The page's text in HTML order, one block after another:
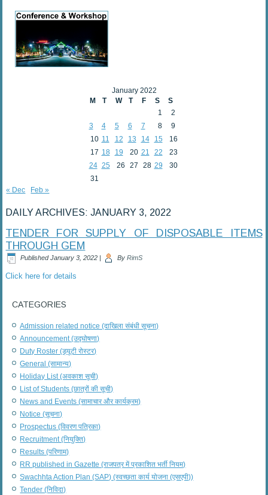
January 2022
M
T W T F S
S
1
2
3
4 5 6 7 8
9
10 11 12 13 14 15
16
17 18 19 20 21 22
23
24 25 26 27 28 29
30
31
« Dec
Feb »
DAILY ARCHIVES:JANUARY 3, 2022
TENDER FOR SUPPLY OF DISPOSABLE ITEMS
THROUGH GEM
Published January 3, 2022 | By RimS
Click here for details
CATEGORIES
Admission related notice (दाखिला संबंधी सूचना)
Announcement (उद्घोषणा)
Duty Roster (ड्यूटी रोस्टर)
General (सामान्य)
Holiday List (अवकाश सूची)
List of Students (छात्रों की सूची)
News and Events (सामाचार और कार्यक्रम)
Notice (सूचना)
Prospectus (विवरण पत्रिका)
Recruitment (नियुक्ति)
Results (परिणाम)
RR published in Gazette (राजपत्र में प्रकाशित भर्ती नियम)
Swachhta Action Plan (SAP) (स्वच्छता कार्य योजना (एसएपी))
Tender (निविदा)